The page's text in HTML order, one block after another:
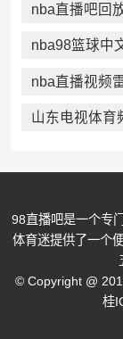
nba直播吧回
nba98篮球中
nba直播视频
山东电视体育
98直播吧是一个专
体育迷提供了一个
© Copyright @
桂